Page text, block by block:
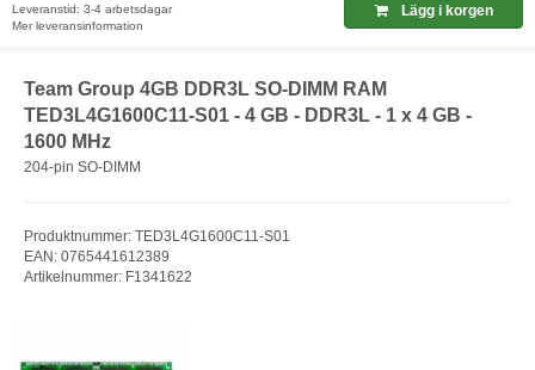
Leveranstid: 3-4 arbetsdagar
Mer leveransinformation
Lägg i korgen
Team Group 4GB DDR3L SO-DIMM RAM
TED3L4G1600C11-S01 - 4 GB - DDR3L - 1 x 4 GB -
1600 MHz
204-pin SO-DIMM
Produktnummer: TED3L4G1600C11-S01
EAN: 0765441612389
Artikelnummer: F1341622